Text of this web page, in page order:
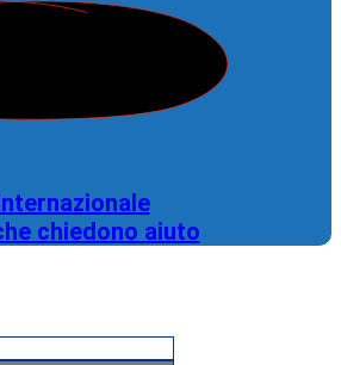
chiedono aiuto